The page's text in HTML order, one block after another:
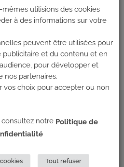
sont actuellement fermés.
utilisions des cookies
à des informations sur votre
peuvent être utilisées pour
publicitaire et du contenu et en
pour développer et
nos partenaires.
vos choix pour accepter ou non
consultez notre Politique de
Tout refuser